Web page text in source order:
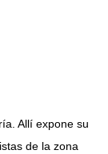
Allí expone su
de la zona